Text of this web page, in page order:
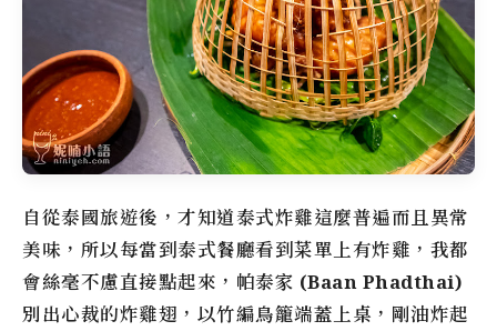
自從泰國旅遊後，才知道泰式炸雞這麼普遍而且異常
美味，所以每當到泰式餐廳看到菜單上有炸雞，我都
會絲毫不慮直接點起來， 帕泰家 (Baan Phadthai)
別出心裁的炸雞翅，以竹編鳥籠端蓋上桌，剛油炸起